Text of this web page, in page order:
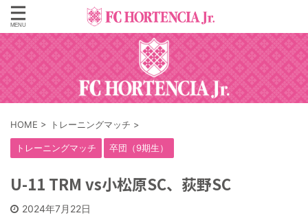
HOME > トレーニングマッチ >
トレーニングマッチ 卒団（9期生）
U-11 TRM vs小松原SC、荻野SC
2024年7月22日